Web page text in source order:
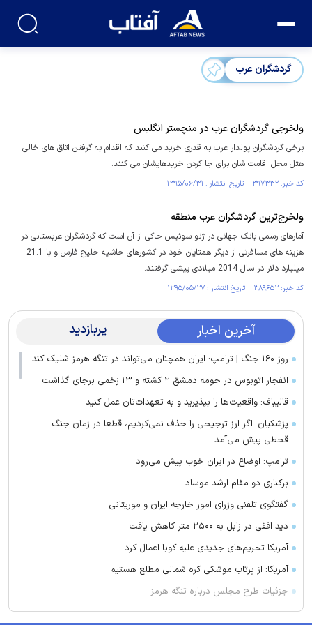
گردشگران عرب
ولخرجی گردشگران عرب در منچستر انگلیس
برخی گردشگران پولدار عرب به قدری خرید می کنند که اقدام به گرفتن اتاق های خالی
هتل محل اقامت شان برای جا کردن خریدهایشان می کنند.
کد خبر: ۳۹۷۳۳۲ تاریخ انتشار : ۱۳۹۵/۰۶/۳۱
ولخرج‌ترین گردشگران عرب منطقه
آمارهای رسمی بانک جهانی در ژنو سوئیس حاکی از آن است که گردشگران عربستانی در
هزینه های مسافرتی از دیگر همتایان خود در کشورهای حاشیه خلیج فارس و با 21.1
میلیارد دلار در سال 2014 میلادی پیشی گرفتند.
کد خبر: ۳۸۹۶۵۲ تاریخ انتشار : ۱۳۹۵/۰۵/۲۷
آخرین اخبار پربازدید
روز ۱۶۰ جنگ | ترامپ: ایران همچنان می‌تواند در تنگه هرمز شلیک کند
انفجار اتوبوس در حومه دمشق ۲ کشته و ۱۳ زخمی برجای گذاشت
قالیباف: واقعیت‌ها را بپذیرید و به تعهدات‌تان عمل کنید
پزشکیان: اگر ارز ترجیحی را حذف نمی‌کردیم، قطعا در زمان جنگ
قحطی پیش می‌آمد
ترامپ: اوضاع در ایران خوب پیش می‌رود
برکناری دو مقام ارشد موساد
گفتگوی تلفنی وزرای امور خارجه ایران و موریتانی
دید افقی در زابل به ۲۵۰۰ متر کاهش یافت
آمریکا تحریم‌های جدیدی علیه کوبا اعمال کرد
آمریکا: از پرتاب موشکی کره شمالی مطلع هستیم
جزئیات طرح مجلس درباره تنگه هرمز
کویت دستور تعطیلی تنها مدرسه ایرانی را صادر کرد